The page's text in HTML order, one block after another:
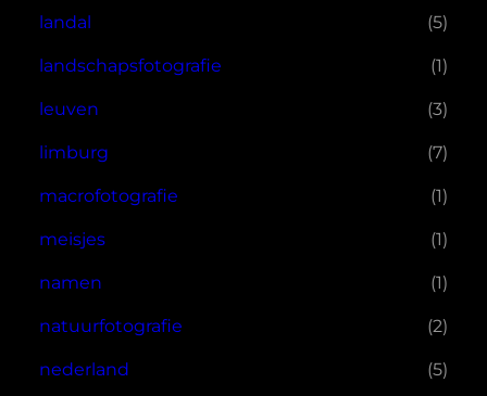
landal (5)
landschapsfotografie (1)
leuven (3)
limburg (7)
macrofotografie (1)
meisjes (1)
namen (1)
natuurfotografie (2)
nederland (5)